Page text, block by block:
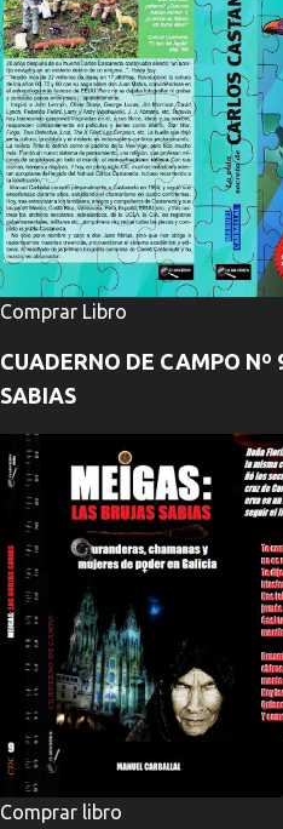
Comprar Libro
CUADERNO DE CAMPO Nº
SABIAS
Comprar libro